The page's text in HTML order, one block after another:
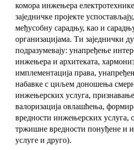
комора инжењера
заједничке пројекте
међусобну сарадњу, као и
организацијама. Ти заједнички
подразумевају: унапређење
инжењера и архитеката,
имплементација права,
набавке с циљем доношења
инжењерских услуга,
валоризација овлашћења,
вредности инжењерских услуга,
тржишне вредности понуђене и
услуге и друго).